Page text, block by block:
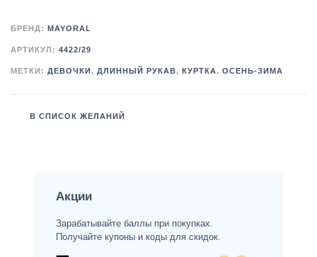
БРЕНД: MAYORAL
АРТИКУЛ: 4422/29
МЕТКИ: ДЕВОЧКИ , ДЛИННЫЙ РУКАВ, КУРТКА, ОСЕНЬ-ЗИМА
В СПИСОК ЖЕЛАНИЙ
Акции
Зарабатывайте баллы при покупках.
Получайте купоны и коды для скидок.